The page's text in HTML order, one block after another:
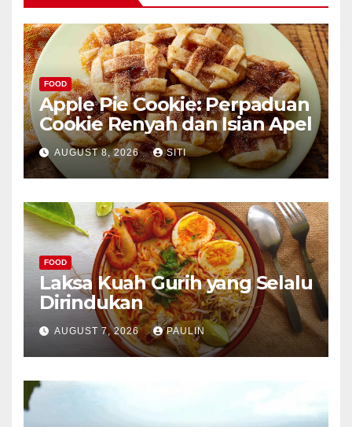
FOOD
Apple Pie Cookie: Perpaduan
Cookie Renyah dan Isian Apel
AUGUST 8, 2026 SITI
FOOD
Laksa Kuah Gurih yang Selalu
Dirindukan
AUGUST 7, 2026 PAULIN